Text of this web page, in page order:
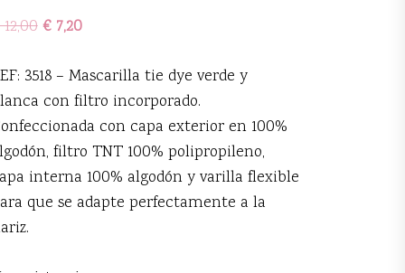
12,00 €7,20
3518 – Mascarilla tie dye verde y
con filtro incorporado.
con capa exterior en 100%
filtro TNT 100% polipropileno,
interna 100% algodón y varilla flexible
que se adapte perfectamente a la